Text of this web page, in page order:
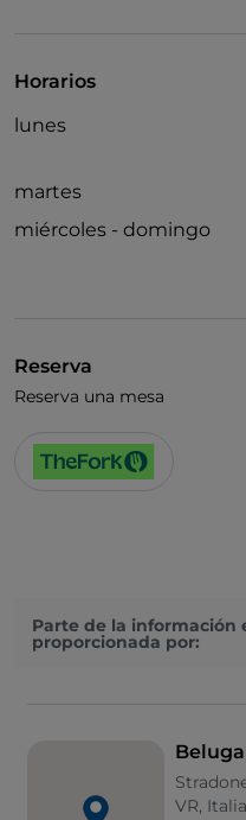
Wi-Fi
Horarios
lunes
martes
miércoles - domingo
Reserva
Reserva una mesa
Parte de la información
proporcionada por:
Beluga
VR, Italia